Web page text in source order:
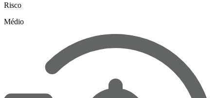
Risco
Médio